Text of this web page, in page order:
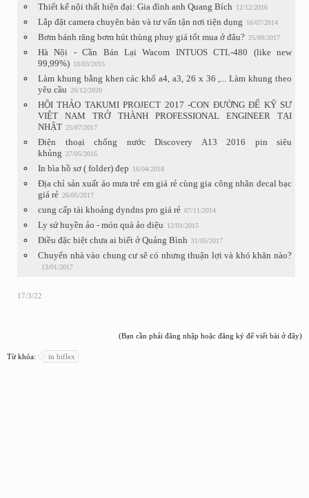
Thiết kế nội thất hiện đại: Gia đình anh Quang Bích 12/12/2016
Lắp đặt camera chuyên bán và tư vấn tận nơi tiện dụng 16/07/2014
Bơm bánh răng bơm hút thùng phuy giá tốt mua ở đâu? 25/09/2017
Hà Nội - Cần Bán Lại Wacom INTUOS CTL-480 (like new
99,99%) 18/03/2015
Làm khung bằng khen các khổ a4, a3, 26 x 36 ,... Làm khung theo
yêu cầu 26/12/2020
HỘI THẢO TAKUMI PROJECT 2017 -CON ĐƯỜNG ĐỂ KỸ SƯ
VIỆT NAM TRỞ THÀNH PROFESSIONAL ENGINEER TẠI
NHẬT 25/07/2017
Điện thoại chống nước Discovery A13 2016 pin siêu
khủng 27/05/2016
In bìa hồ sơ ( folder) đẹp 16/04/2018
Địa chỉ sản xuất áo mưa trẻ em giá rẻ cùng gia công nhãn decal bạc
giá rẻ 26/05/2017
cung cấp tài khoảng dyndns pro giá rẻ 07/11/2014
Ly sứ huyền ảo - món quà ảo diệu 12/01/2015
Điều đặc biệt chưa ai biết ở Quảng Bình 31/05/2017
Chuyển nhà vào chung cư sẽ có nhưng thuận lợi và khó khăn nào?
13/01/2017
17/3/22
(Bạn cần phải đăng nhập hoặc đăng ký để viết bài ở đây)
Từ khóa: in hiflex